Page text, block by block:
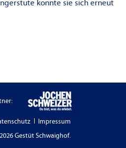
konnte sie sich erneut
Gestüt Schwaighof.
Impressum